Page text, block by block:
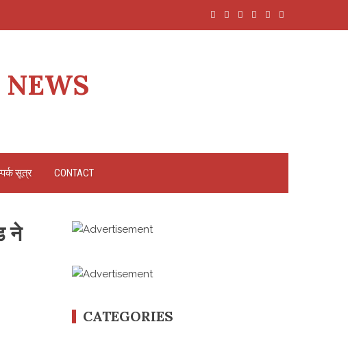
सूत्र CONTACT
ने
CATEGORIES